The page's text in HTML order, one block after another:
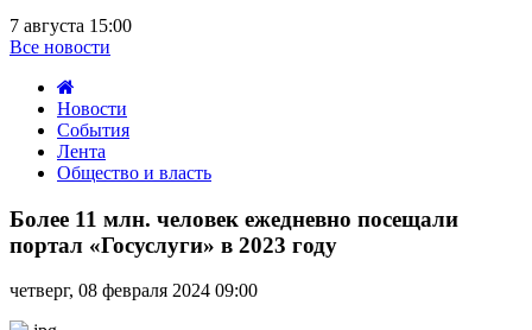
7 августа 15:00
Все новости
Новости
События
Лента
Общество и власть
11
человек
посещали
Более 11 млн. человек ежедневно посещали
портал «Госуслуги» в 2023 году
четверг, 08 февраля 2024 09:00